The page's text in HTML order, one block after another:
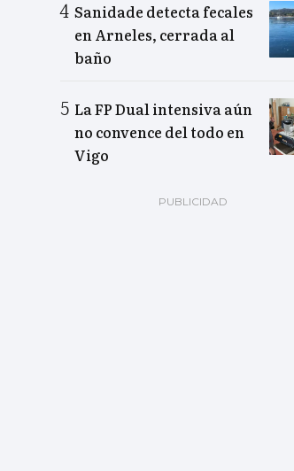
Sanidade detecta fecales
en Arneles, cerrada al
baño
La FP Dual intensiva aún
no convence del todo en
Vigo